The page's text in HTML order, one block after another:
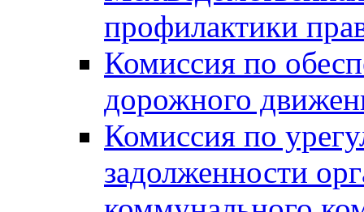
профилактики
Комиссия по
дорожного
Комиссия по
задолженности